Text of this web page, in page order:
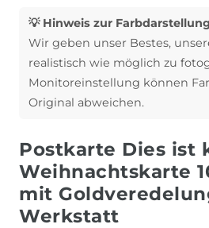
💡 Hinweis zur
Wir geben unser Bestes,
realistisch wie möglich zu
Monitoreinstellung können
Original abweichen.
Postkarte Dies ist
Weihnachtskarte
mit
Werkstatt